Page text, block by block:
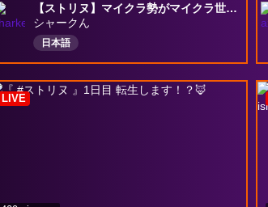
【ストリヌ】マイクラ勢がマイクラ世界に転生して無双する話
シャークん
日本語
LIVE